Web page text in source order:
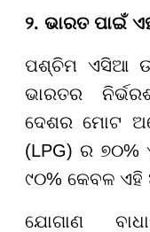
୨. ଭାରତ ପାଇଁ
ପଶ୍ଚିମ ଏସିଆ
ଭାରତର
ଦେଶର ମୋଟ
(LPG) ର ୭୦%
୯୦% କେବଳ
ଯୋଗାଣ